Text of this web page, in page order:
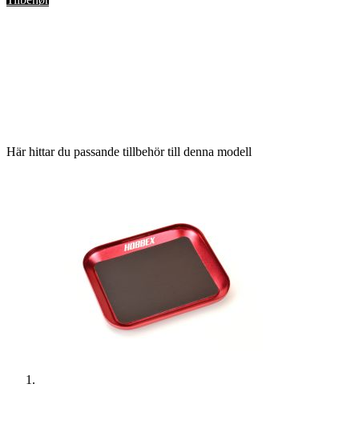
Här hittar du passande tillbehör till denna modell